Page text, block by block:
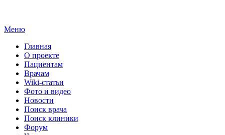
Меню
Главная
О проекте
Пациентам
Врачам
Wiki-статьи
Фото и видео
Новости
Поиск врача
Поиск клиники
Форум